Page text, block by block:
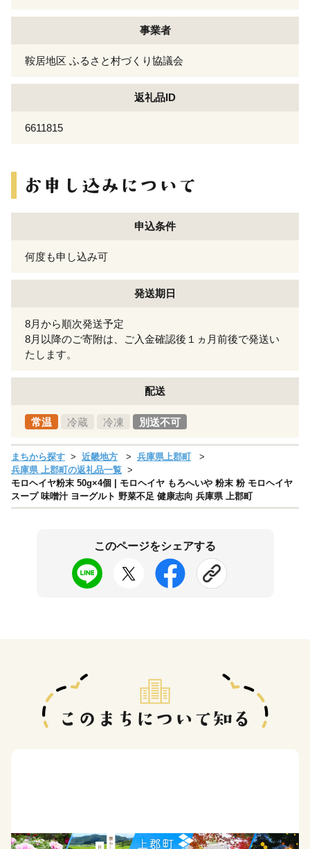
事業者
鞍居地区 ふるさと村づくり協議会
返礼品ID
6611815
申込条件
何度も申し込み可
発送期日
8月から順次発送予定
8月以降のご寄附は、ご入金確認後１ヵ月前後で発送い
たします。
配送
常温 冷蔵 冷凍 別送不可
まちから探す 近畿地方
兵庫県上郡町
兵庫県 上郡町の返礼品一覧
モロヘイヤ粉末 50g×4個 | モロヘイヤ もろへいや 粉末 粉 モロヘイヤ
スープ 味噌汁 ヨーグルト 野菜不足 健康志向 兵庫県 上郡町
このページをシェアする